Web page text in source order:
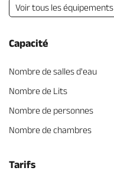
Voir tous les équipements
Capacité
Nombre de salles d'eau
Nombre de Lits
Nombre de personnes
Nombre de chambres
Tarifs